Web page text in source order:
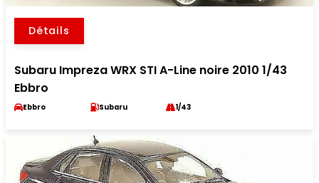
Détails
Subaru Impreza WRX STI A-Line noire 2010 1/43
Ebbro
Ebbro Subaru 1/43